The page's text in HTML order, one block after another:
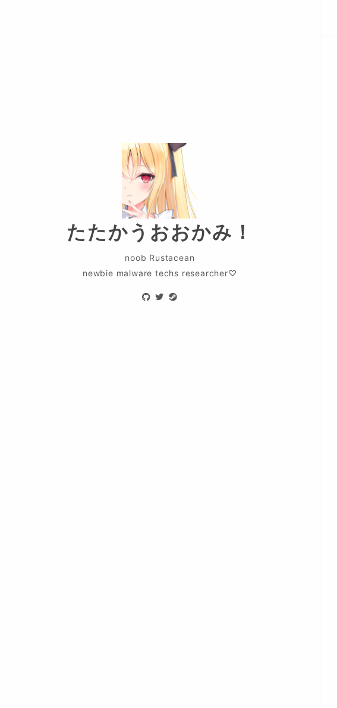
たたかうおおかみ！
noob Rustacean
newbie malware techs researcher♡